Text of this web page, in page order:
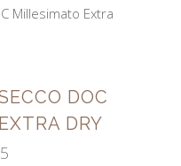
DOC
DRY